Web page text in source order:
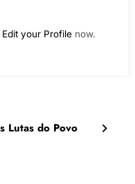
Edit your Profile now.
Lutas do Povo